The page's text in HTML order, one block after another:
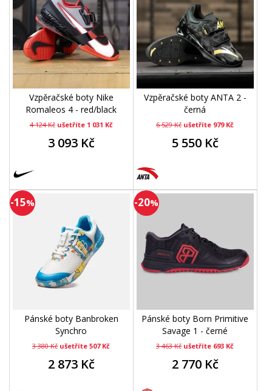
Vzpěračské boty Nike
Romaleos 4 - red/black
4 124 Kč ušetříte 1 031 Kč
3 093 Kč
Vzpěračské boty ANTA 2 -
černá
6 529 Kč ušetříte 979 Kč
5 550 Kč
-15%
Pánské boty Banbroken
Synchro
3 380 Kč ušetříte 507 Kč
2 873 Kč
-20%
Pánské boty Born Primitive
Savage 1 - černé
3 463 Kč ušetříte 693 Kč
2 770 Kč